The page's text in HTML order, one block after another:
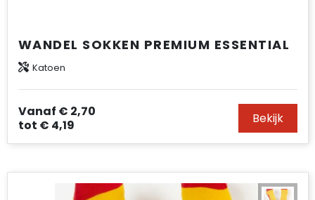
WANDEL SOKKEN PREMIUM ESSENTIAL
Katoen
Vanaf € 2,70
tot € 4,19 Bekijk